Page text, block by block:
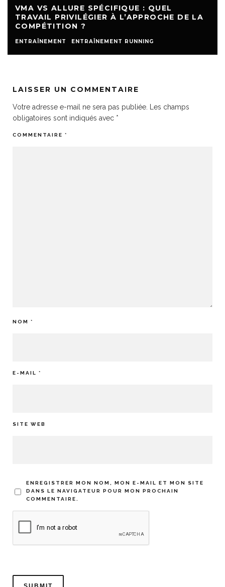
VMA VS ALLURE SPÉCIFIQUE : QUEL
TRAVAIL PRIVILÉGIER À L’APPROCHE DE LA
COMPÉTITION ?
ENTRAÎNEMENT ENTRAÎNEMENT RUNNING
LAISSER UN COMMENTAIRE
Votre adresse e-mail ne sera pas publiée.
Les champs
obligatoires sont indiqués avec *
COMMENTAIRE *
NOM *
E-MAIL *
SITE WEB
ENREGISTRER MON NOM, MON E-MAIL ET MON SITE
DANS LE NAVIGATEUR POUR MON PROCHAIN
COMMENTAIRE.